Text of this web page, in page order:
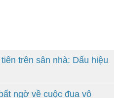
trên sân nhà: Dấu hiệu
ngờ về cuộc đua vô